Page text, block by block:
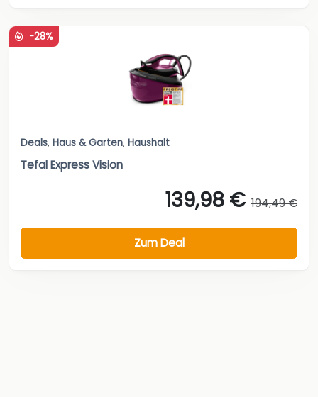
-28%
Deals, Haus & Garten, Haushalt
Tefal Express Vision
139,98 € 194,49 €
Zum Deal